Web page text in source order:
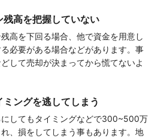
高を把握していない
高を下回る場合、他で資金を用意し
必要がある場合などがあります。事
して売却が決まってから慌てないよ
ングを逃してしまう
してもタイミングなどで300~500万
、損をしてしまう事もあります。地